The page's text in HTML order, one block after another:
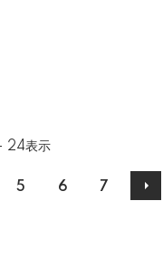
- 24表示
5 6 7